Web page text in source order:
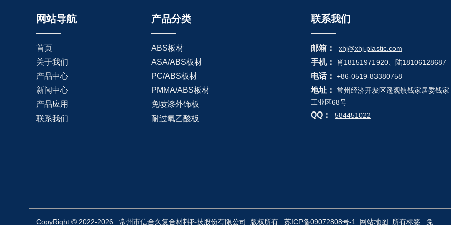
网站导航
首页
关于我们
产品中心
新闻中心
产品应用
联系我们
产品分类
ABS板材
ASA/ABS板材
PC/ABS板材
PMMA/ABS板材
免喷漆外饰板
耐过氧乙酸板
联系我们
邮箱： xhj@xhj-plastic.com
手机： 肖18151971920、陆18106128687
电话： +86-0519-83380758
地址：
常州经济开发区遥观镇钱家居委钱家
工业区68号
QQ： 584451022
CopyRight © 2022-2026 常州市信合久复合材料科技股份有限公司 版权所有 苏ICP备09072808号-1 网站地图 所有标签 免